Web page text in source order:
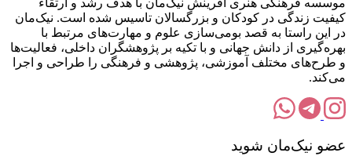
کیفیت زندگی در کودکان و بزرگسالان تاسیس شده است. نیک‌مان
در این راستا به قصد بومی‌سازی علوم و مهارت‌های مرتبط با
بهره‌گیری از دانش جهانی و با تکیه بر پژوهشگران داخلی، فعالیت‌ها
و طرح‌های مختلف آموزشی، پژوهشی و فرهنگی را طراحی و اجرا
می‌کند.
عضو نیک‌مان شوید